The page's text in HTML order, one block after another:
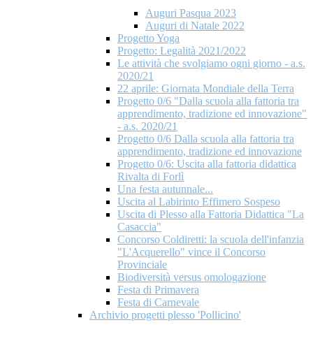
Auguri Pasqua 2023
Auguri di Natale 2022
Progetto Yoga
Progetto: Legalità 2021/2022
Le attività che svolgiamo ogni giorno - a.s.
2020/21
22 aprile: Giornata Mondiale della Terra
Progetto 0/6 "Dalla scuola alla fattoria tra
apprendimento, tradizione ed innovazione"
- a.s. 2020/21
Progetto 0/6 Dalla scuola alla fattoria tra
apprendimento, tradizione ed innovazione
Progetto 0/6: Uscita alla fattoria didattica
Rivalta di Forlì
Una festa autunnale...
Uscita al Labirinto Effimero Sospeso
Uscita di Plesso alla Fattoria Didattica "La
Casaccia"
Concorso Coldiretti: la scuola dell'infanzia
"L'Acquerello" vince il Concorso
Provinciale
Biodiversità versus omologazione
Festa di Primavera
Festa di Carnevale
Archivio progetti plesso 'Pollicino'